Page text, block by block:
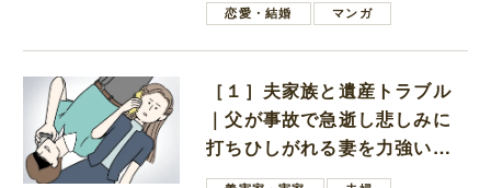
恋愛・結婚
マンガ
［１］夫家族と遺産トラブル
｜父が事故で急逝し悲しみに
打ちひしがれる妻を力強い言
葉で励ます夫